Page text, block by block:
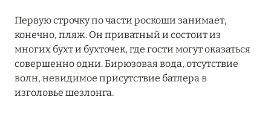
ATLANTIS THE PALM: НОВЫЙ ПАКЕТ
НАПИТКОВ ДЛЯ HB И FB
Подробнее
Первую строчку по части роскоши занимает,
конечно, пляж. Он приватный и состоит из
многих бухт и бухточек, где гости могут оказаться
совершенно одни. Бирюзовая вода, отсутствие
волн, невидимое присутствие батлера в
изголовье шезлонга.